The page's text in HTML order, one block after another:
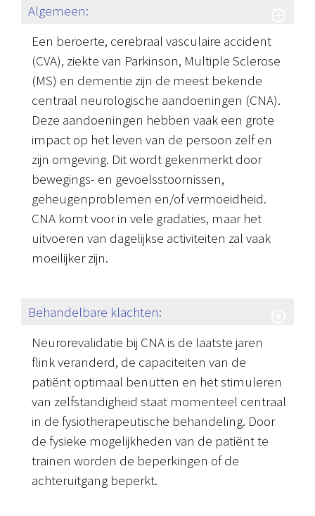
Algemeen:
Een beroerte, cerebraal vasculaire accident
(CVA), ziekte van Parkinson, Multiple Sclerose
(MS) en dementie zijn de meest bekende
centraal neurologische aandoeningen (CNA).
Deze aandoeningen hebben vaak een grote
impact op het leven van de persoon zelf en
zijn omgeving. Dit wordt gekenmerkt door
bewegings- en gevoelsstoornissen,
geheugenproblemen en/of vermoeidheid.
CNA komt voor in vele gradaties, maar het
uitvoeren van dagelijkse activiteiten zal vaak
moeilijker zijn.
Behandelbare klachten:
Neurorevalidatie bij CNA is de laatste jaren
flink veranderd, de capaciteiten van de
patiënt optimaal benutten en het stimuleren
van zelfstandigheid staat momenteel centraal
in de fysiotherapeutische behandeling. Door
de fysieke mogelijkheden van de patiënt te
trainen worden de beperkingen of de
achteruitgang beperkt.